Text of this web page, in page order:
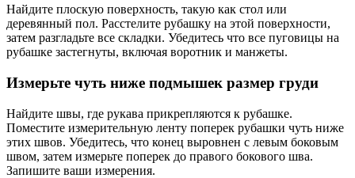
Найдите плоскую поверхность, такую как стол или
деревянный пол. Расстелите рубашку на этой поверхности,
затем разгладьте все складки. Убедитесь что все пуговицы на
рубашке застегнуты, включая воротник и манжеты.
Измерьте чуть ниже подмышек размер груди
Найдите швы, где рукава прикрепляются к рубашке.
Поместите измерительную ленту поперек рубашки чуть ниже
этих швов. Убедитесь, что конец выровнен с левым боковым
швом, затем измерьте поперек до правого бокового шва.
Запишите ваши измерения.